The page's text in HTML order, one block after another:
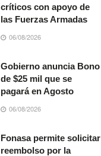
críticos con apoyo de
las Fuerzas Armadas
06/08/2026
Gobierno anuncia Bono
de $25 mil que se
pagará en Agosto
06/08/2026
Fonasa permite solicitar
reembolso por la